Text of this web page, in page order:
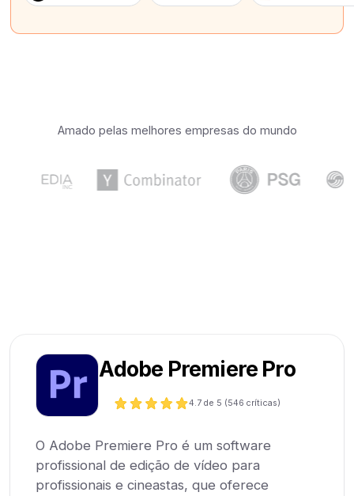
Amado pelas melhores empresas do mundo
Adobe Premiere Pro
4.7 de 5 (546 críticas)
O Adobe Premiere Pro é um software
profissional de edição de vídeo para
profissionais e cineastas, que oferece